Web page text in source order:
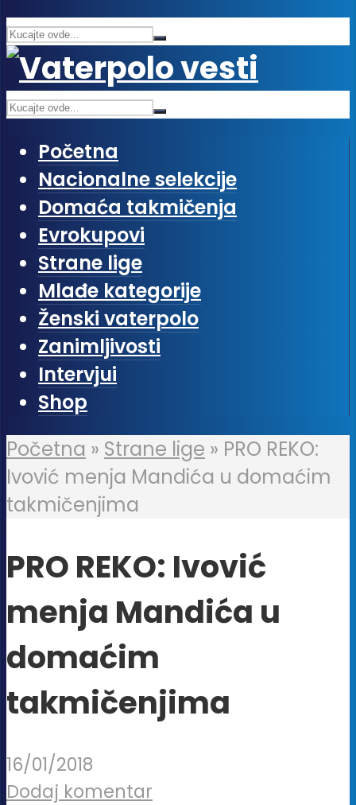
Početna
Nacionalne selekcije
Domaća takmičenja
Evrokupovi
Strane lige
Mlađe kategorije
Ženski vaterpolo
Zanimljivosti
Intervjui
Shop
Početna » Strane lige » PRO REKO:
Ivović menja Mandića u domaćim
takmičenjima
PRO REKO: Ivović
menja Mandića u
domaćim
takmičenjima
16/01/2018
Dodaj komentar